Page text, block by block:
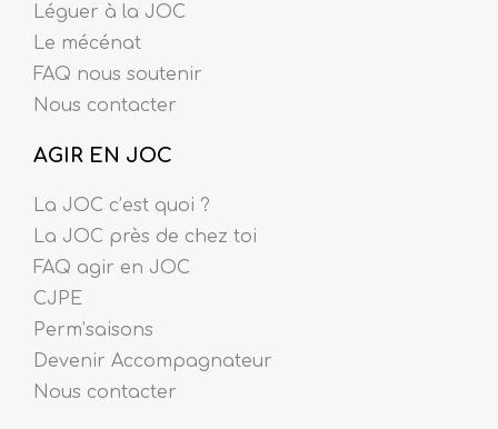
Léguer à la JOC
Le mécénat
FAQ nous soutenir
Nous contacter
AGIR EN JOC
La JOC c’est quoi ?
La JOC près de chez toi
FAQ agir en JOC
CJPE
Perm’saisons
Devenir Accompagnateur
Nous contacter